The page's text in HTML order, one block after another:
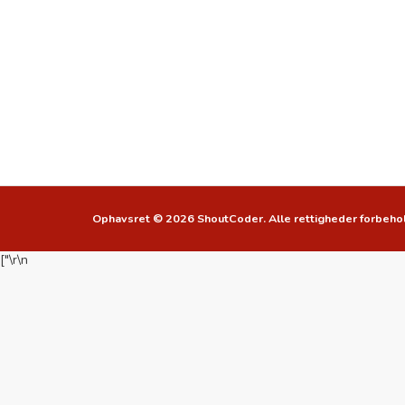
Ophavsret © 2026 ShoutCoder. Alle rettigheder
["\r\n